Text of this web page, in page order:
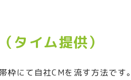
タイム提供）
枠にて自社CMを流す方法です